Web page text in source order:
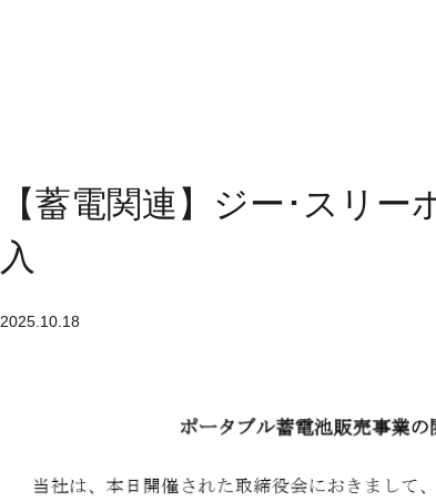
【蓄電関連】ジー･スリ
入
2025.10.18